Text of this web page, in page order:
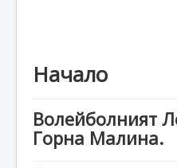
Начало
Волейболният
Горна Малина.